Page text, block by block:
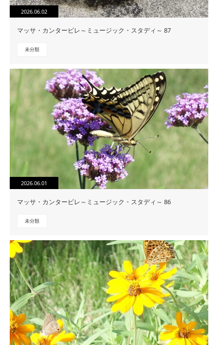
2026.06.02
マッサ・カンタービレ～ミュージック・スタディ～ 87
未分類
2026.06.01
マッサ・カンタービレ～ミュージック・スタディ～ 86
未分類